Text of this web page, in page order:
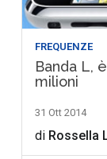
FREQUENZE
Banda L,
milioni
31 Ott 2014
di Rossella